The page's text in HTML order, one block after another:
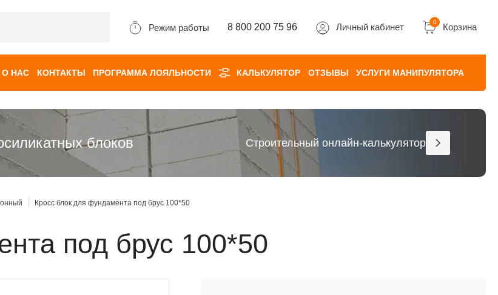
Режим работы 8 800 200 75 96 Личный кабинет 0 Корзина
О НАС КОНТАКТЫ ПРОГРАММА ЛОЯЛЬНОСТИ КАЛЬКУЛЯТОР ОТЗЫВЫ УСЛУГИ МАНИПУЛЯТОРА
блоков Строительный онлайн-калькулятор
Кросс блок для фундамента под брус 100*50
под брус 100*50